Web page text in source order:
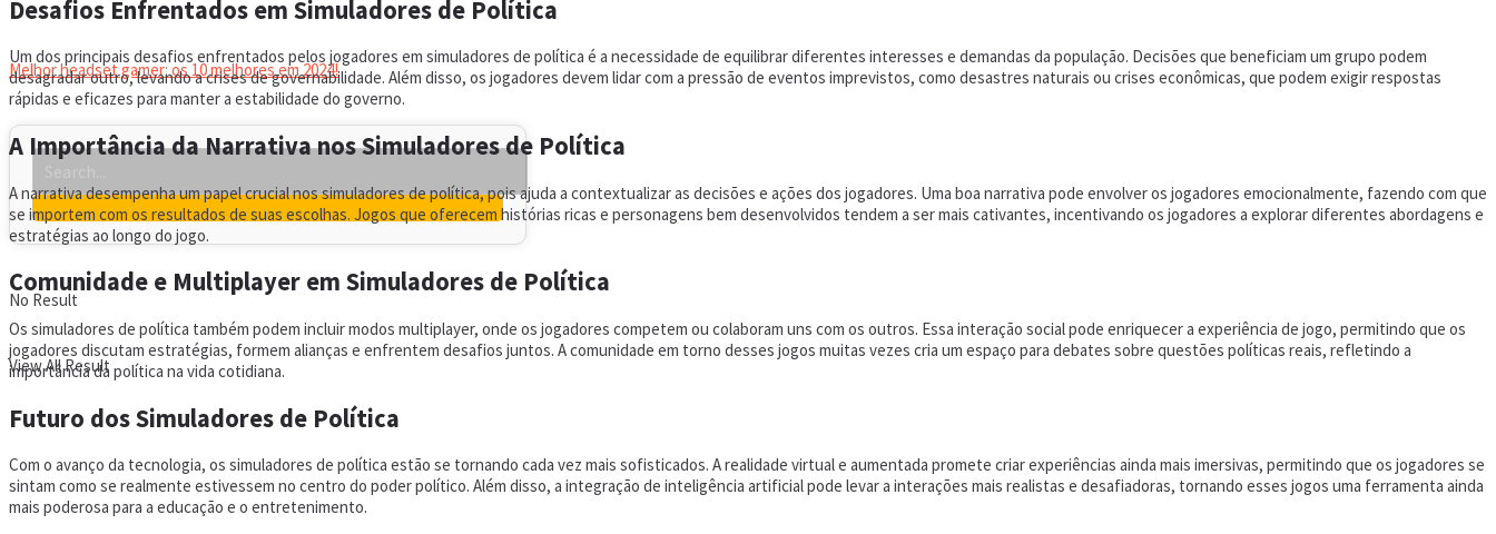
Melhor headset gamer: os 10 melhores em 2024!
No Result
View All Result
Desafios Enfrentados em Simuladores de Política
Um dos principais desafios enfrentados pelos jogadores em simuladores de política é a necessidade de equilibrar diferentes interesses e demandas da população. Decisões que beneficiam um grupo podem
desagradar outro, levando a crises de governabilidade. Além disso, os jogadores devem lidar com a pressão de eventos imprevistos, como desastres naturais ou crises econômicas, que podem exigir respostas
rápidas e eficazes para manter a estabilidade do governo.
A Importância da Narrativa nos Simuladores de Política
A narrativa desempenha um papel crucial nos simuladores de política, pois ajuda a contextualizar as decisões e ações dos jogadores. Uma boa narrativa pode envolver os jogadores emocionalmente, fazendo com que
se importem com os resultados de suas escolhas. Jogos que oferecem histórias ricas e personagens bem desenvolvidos tendem a ser mais cativantes, incentivando os jogadores a explorar diferentes abordagens e
estratégias ao longo do jogo.
Comunidade e Multiplayer em Simuladores de Política
Os simuladores de política também podem incluir modos multiplayer, onde os jogadores competem ou colaboram uns com os outros. Essa interação social pode enriquecer a experiência de jogo, permitindo que os
jogadores discutam estratégias, formem alianças e enfrentem desafios juntos. A comunidade em torno desses jogos muitas vezes cria um espaço para debates sobre questões políticas reais, refletindo a
importância da política na vida cotidiana.
Futuro dos Simuladores de Política
Com o avanço da tecnologia, os simuladores de política estão se tornando cada vez mais sofisticados. A realidade virtual e aumentada promete criar experiências ainda mais imersivas, permitindo que os jogadores se
sintam como se realmente estivessem no centro do poder político. Além disso, a integração de inteligência artificial pode levar a interações mais realistas e desafiadoras, tornando esses jogos uma ferramenta ainda
mais poderosa para a educação e o entretenimento.